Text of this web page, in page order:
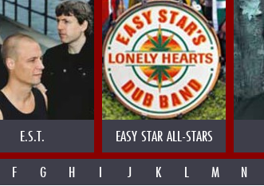
E.S.T. EASY STAR ALL-STARS
F G H I J K L M N